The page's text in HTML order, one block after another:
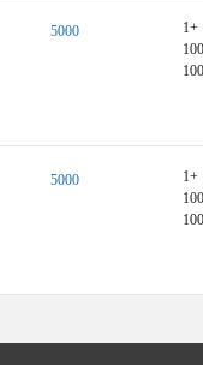
5000
1+
5000
1+